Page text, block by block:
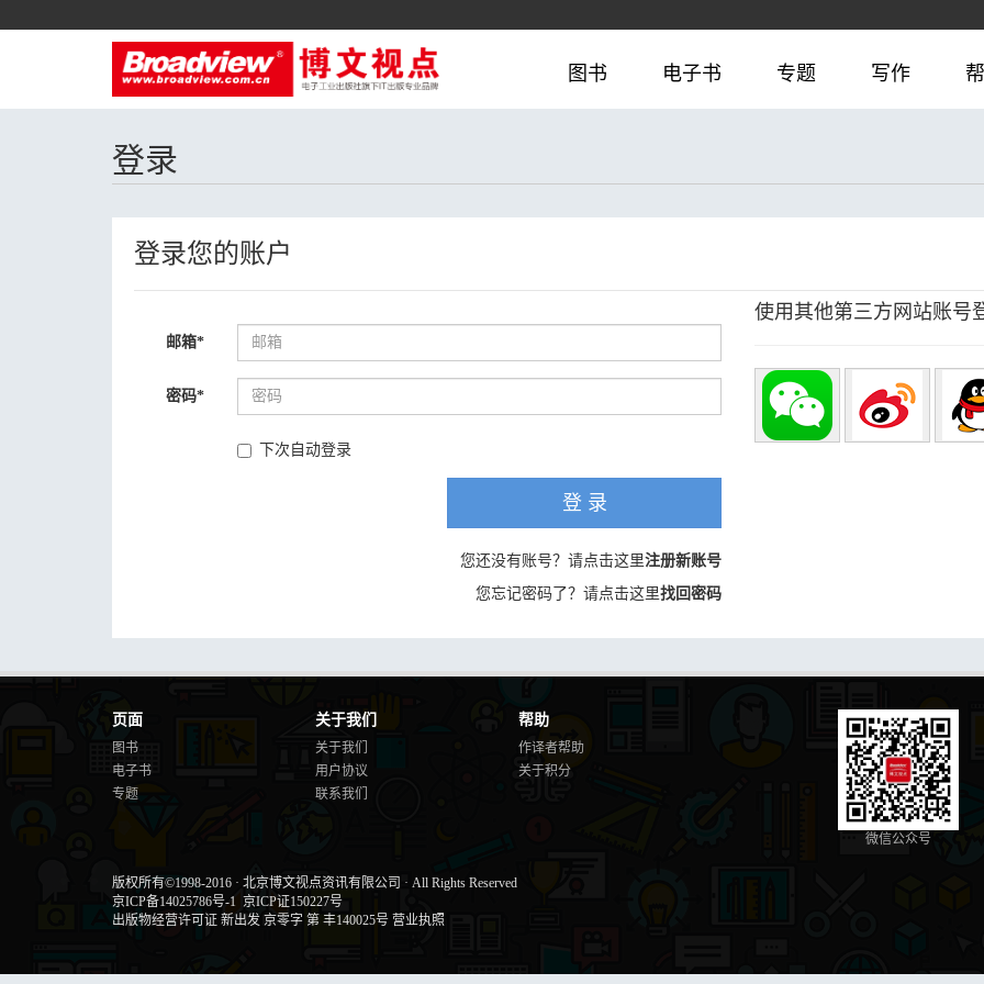
图书 电子书 专题 写作
登录
登录您的账户
邮箱*
密码*
下次自动登录
登 录
您还没有账号？请点击这里注册新账号
您忘记密码了？请点击这里找回密码
使用其他第三方网站账号
页面
图书
电子书
专题
关于我们
关于我们
用户协议
联系我们
帮助
作译者帮助
关于积分
微信公众号
版权所有©1998-2016 · 北京博文视点资讯有限公司 · All Rights Reserved
京ICP备14025786号-1 京ICP证150227号
出版物经营许可证 新出发 京零字 第 丰140025号 营业执照